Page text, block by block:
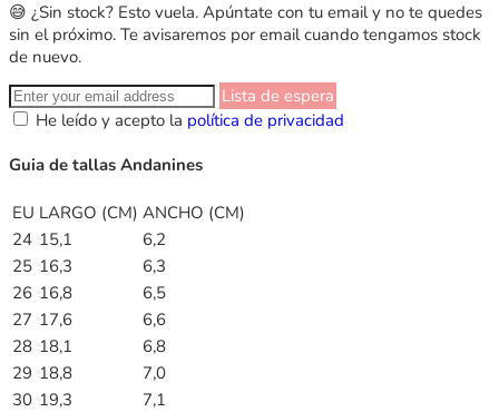
😅 ¿Sin stock? Esto vuela. Apúntate con tu email y no te quedes
sin el próximo. Te avisaremos por email cuando tengamos stock
de nuevo.
Lista de espera
He leído y acepto la política de privacidad
Guia de tallas Andanines
EU LARGO (CM) ANCHO (CM)
24 15,1
6,2
25 16,3
6,3
26 16,8
6,5
27 17,6
6,6
28 18,1
6,8
29 18,8
7,0
30 19,3
7,1